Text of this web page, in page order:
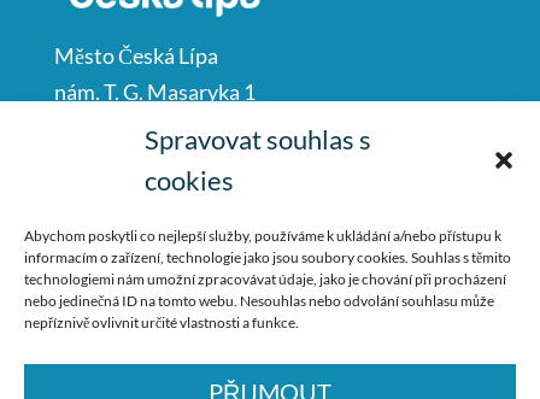
Spravovat souhlas s
cookies
Abychom poskytli co nejlepší služby, používáme k ukládání a/nebo přístupu k
informacím o zařízení, technologie jako jsou soubory cookies. Souhlas s těmito
technologiemi nám umožní zpracovávat údaje, jako je chování při procházení
nebo jedinečná ID na tomto webu. Nesouhlas nebo odvolání souhlasu může
nepříznivě ovlivnit určité vlastnosti a funkce.
PŘIJMOUT
Město Česká Lípa
nám. T. G. Masaryka 1
Česká Lípa
487 881 111
podatelna@mucl.cz